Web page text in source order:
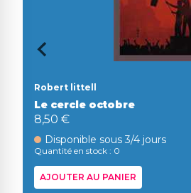
Robert littell
Le cercle octobre
8,50 €
Disponible sous 3/4 jours
Quantité en stock : 0
AJOUTER AU PANIER